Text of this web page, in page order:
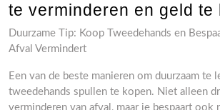
te verminderen en geld te
Duurzame Tip: Koop Tweedehands en
Afval Vermindert
Een van de beste manieren om duurzaam te
tweedehands spullen te kopen. Niet alleen
verminderen van afval, maar je bespaart ook